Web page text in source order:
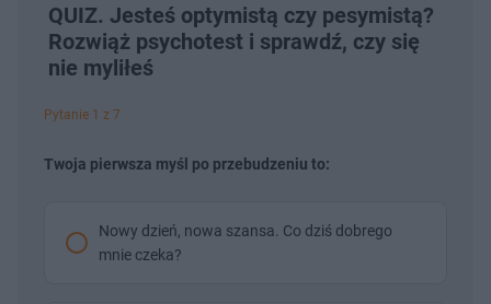
QUIZ. Jesteś optymistą czy pesymistą?
Rozwiąż psychotest i sprawdź, czy się
nie myliłeś
Pytanie 1 z 7
Twoja pierwsza myśl po przebudzeniu to:
Nowy dzień, nowa szansa. Co dziś dobrego
mnie czeka?